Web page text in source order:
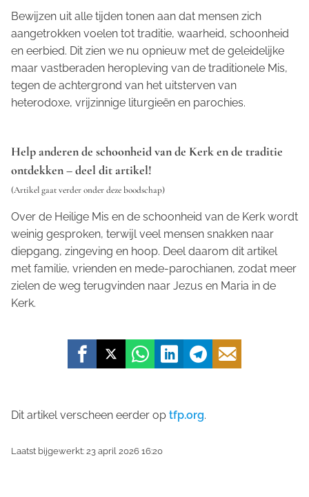
Bewijzen uit alle tijden tonen aan dat mensen zich
aangetrokken voelen tot traditie, waarheid, schoonheid
en eerbied. Dit zien we nu opnieuw met de geleidelijke
maar vastberaden heropleving van de traditionele Mis,
tegen de achtergrond van het uitsterven van
heterodoxe, vrijzinnige liturgieën en parochies.
Help anderen de schoonheid van de Kerk en de traditie
ontdekken – deel dit artikel!
(Artikel gaat verder onder deze boodschap)
Over de Heilige Mis en de schoonheid van de Kerk wordt
weinig gesproken, terwijl veel mensen snakken naar
diepgang, zingeving en hoop. Deel daarom dit artikel
met familie, vrienden en mede-parochianen, zodat meer
zielen de weg terugvinden naar Jezus en Maria in de
Kerk.
Dit artikel verscheen eerder op tfp.org.
Laatst bijgewerkt: 23 april 2026 16:20